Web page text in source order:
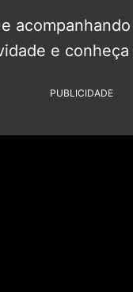
e conheça
PUBLICIDADE